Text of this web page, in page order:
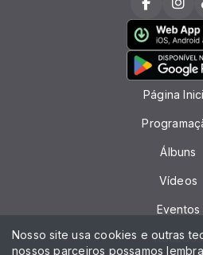
Página
Álbuns
Vídeos
Eventos
Recados
Nosso site usa cookies e outras
nossos parceiros possamos